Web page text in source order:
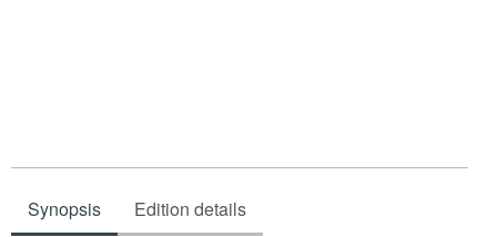
Synopsis Edition details